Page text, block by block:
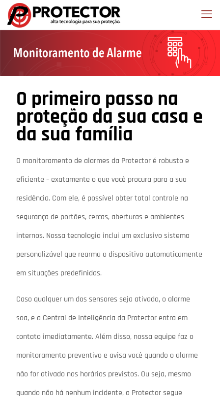
O primeiro passo na
proteção da sua casa e
da sua família
O monitoramento de alarmes da Protector é robusto e
eficiente – exatamente o que você procura para a sua
residência. Com ele, é possível obter total controle na
segurança de portões, cercas, aberturas e ambientes
internos. Nossa tecnologia inclui um exclusivo sistema
personalizável que rearma o dispositivo automaticamente
em situações predefinidas.
Caso qualquer um dos sensores seja ativado, o alarme
soa, e a Central de Inteligência da Protector entra em
contato imediatamente. Além disso, nossa equipe faz o
monitoramento preventivo e avisa você quando o alarme
não for ativado nos horários previstos. Ou seja, mesmo
quando não há nenhum incidente, a Protector segue